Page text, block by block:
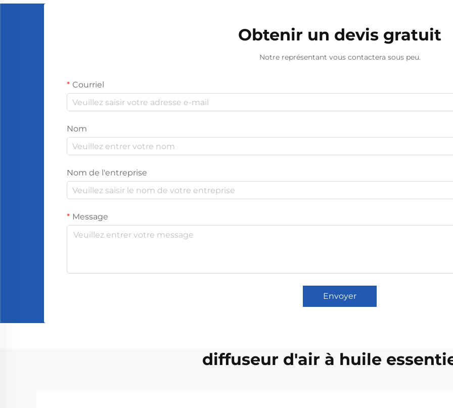
Obtenir un devis gratuit
Notre représentant vous contactera sous peu.
Courriel
Nom
Nom de l'entreprise
Message
Envoyer
diffuseur d'air à huile